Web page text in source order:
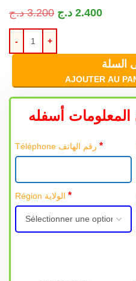
3.200 د.ج 2.400 د.ج
السلة
أسفله
Téléphone رقم الهاتف*
Région الولاية*